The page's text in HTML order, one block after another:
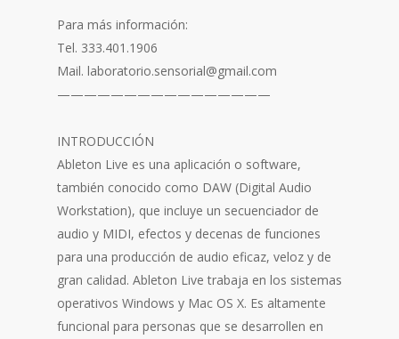
Para más información:
Tel. 333.401.1906
Mail. laboratorio.sensorial@gmail.com
————————————————
INTRODUCCIÓN
Ableton Live es una aplicación o software,
también conocido como DAW (Digital Audio
Workstation), que incluye un secuenciador de
audio y MIDI, efectos y decenas de funciones
para una producción de audio eficaz, veloz y de
gran calidad. Ableton Live trabaja en los sistemas
operativos Windows y Mac OS X. Es altamente
funcional para personas que se desarrollen en